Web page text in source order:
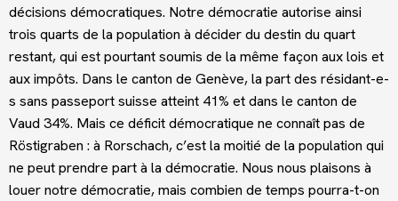
décisions démocratiques. Notre démocratie autorise ainsi
trois quarts de la population à décider du destin du quart
restant, qui est pourtant soumis de la même façon aux lois et
aux impôts. Dans le canton de Genève, la part des résidant-e-
s sans passeport suisse atteint 41% et dans le canton de
Vaud 34%. Mais ce déficit démocratique ne connaît pas de
Röstigraben : à Rorschach, c’est la moitié de la population qui
ne peut prendre part à la démocratie. Nous nous plaisons à
louer notre démocratie, mais combien de temps pourra-t-on